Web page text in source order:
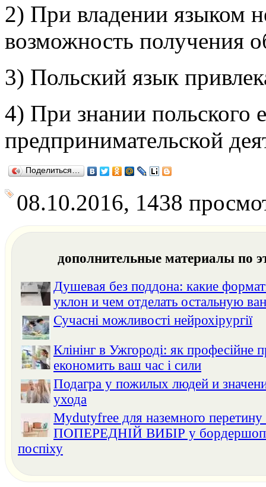
2) При владении языком
возможность получения
3) Польский язык
4) При знании польского
предпринимательской
Поделиться…
08.10.2016, 1438
дополнительные материалы по
Душевая без поддона: какие
уклон и чем отделать остальную
Сучасні можливості нейрохірургії
Клінінг в Ужгороді: як професійне
економить ваш час і сили
Подагра у пожилых людей и
ухода
Mydutyfree для наземного
ПОПЕРЕДНІЙ ВИБІР у
поспіху